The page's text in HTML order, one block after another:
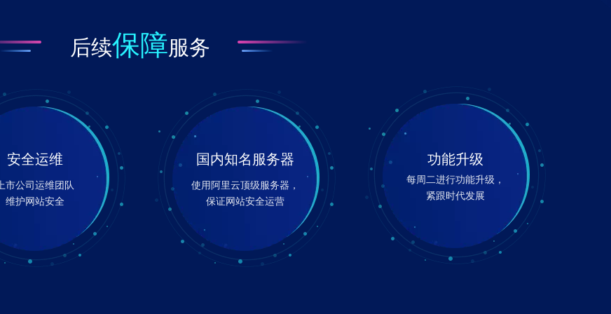
后续保障服务
安全运维
上市公司运维团队
维护网站安全
国内知名服务器
使用阿里云顶级服务器，
保证网站安全运营
功能升级
每周二进行功能升级，
紧跟时代发展